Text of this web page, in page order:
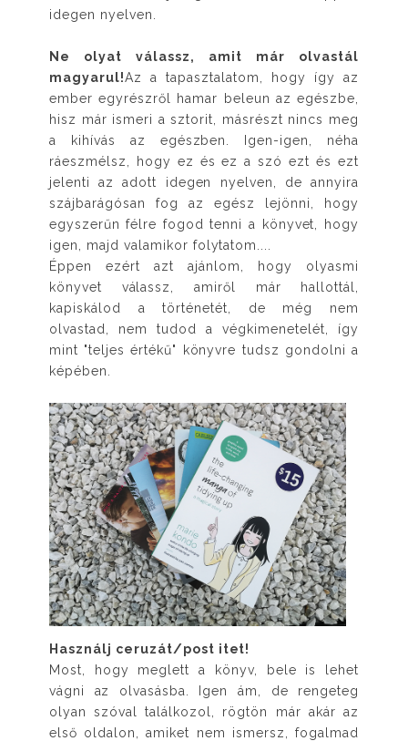
idegen nyelven.
Ne olyat válassz, amit már olvastál
magyarul!Az a tapasztalatom, hogy így az
ember egyrészről hamar beleun az egészbe,
hisz már ismeri a sztorit, másrészt nincs meg
a kihívás az egészben. Igen-igen, néha
ráeszmélsz, hogy ez és ez a szó ezt és ezt
jelenti az adott idegen nyelven, de annyira
szájbarágósan fog az egész lejönni, hogy
egyszerűn félre fogod tenni a könyvet, hogy
igen, majd valamikor folytatom....
Éppen ezért azt ajánlom, hogy olyasmi
könyvet válassz, amiről már hallottál,
kapiskálod a történetét, de még nem
olvastad, nem tudod a végkimenetelét, így
mint "teljes értékű" könyvre tudsz gondolni a
képében.
Használj ceruzát/post itet!
Most, hogy meglett a könyv, bele is lehet
vágni az olvasásba. Igen ám, de rengeteg
olyan szóval találkozol, rögtön már akár az
első oldalon, amiket nem ismersz, fogalmad